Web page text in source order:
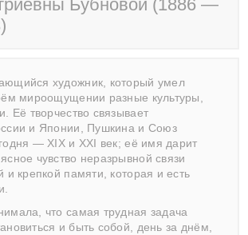
Бубновой (1886 —
художник, который умел
мироощущении разные культуры,
Её творчество связывает
и Японии, Пушкина и Союз
— XIX и XXI век; её имя дарит
чувство неразрывной связи
и крепкой памяти, которая и есть
что самая трудная задача
и быть собой, день за днём,